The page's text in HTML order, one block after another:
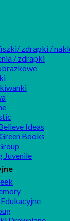
zdrapki /
/ zdrapki
Ideas
Books
Juvenile